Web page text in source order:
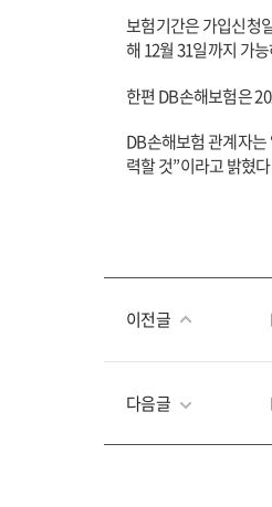
보험기간은 가입신청
해 12월 31일까지 가
한편 DB손해보험은
DB손해보험 관계자는
력할 것”이라고 밝혔
이전글
다음글